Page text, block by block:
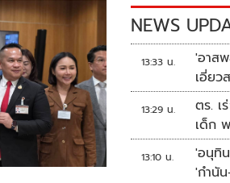
NEWS
13:33 น.
'อาสพลธ์' โต้ 'โรม'
เอี่ย
ปี
13:29 น.
ตร. เ
เด็ก
13:10 น.
'อนุทิ
'กำนั